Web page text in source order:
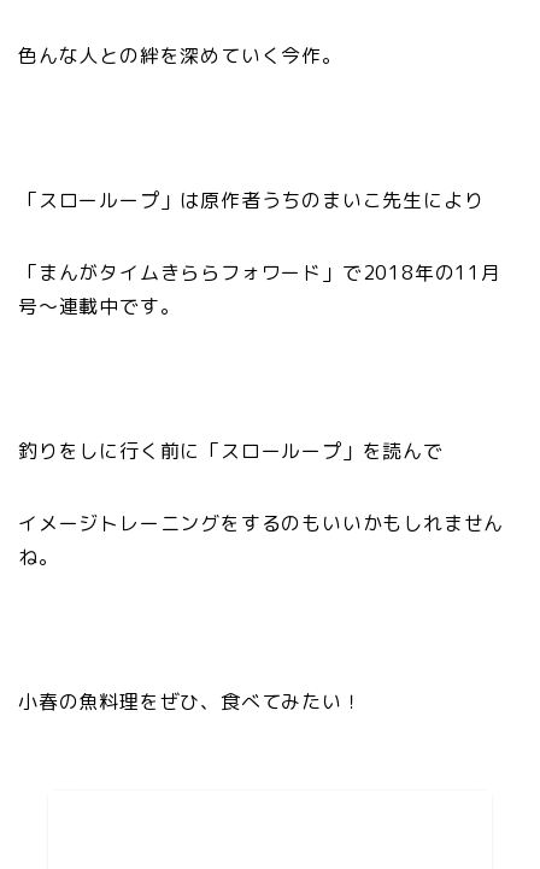
色んな人との絆を深めていく今作。
「スローループ」は原作者うちのまいこ先生により
「まんがタイムきららフォワード」で2018年の11月
号〜連載中です。
釣りをしに行く前に「スローループ」を読んで
イメージトレーニングをするのもいいかもしれません
ね。
小春の魚料理をぜひ、食べてみたい！